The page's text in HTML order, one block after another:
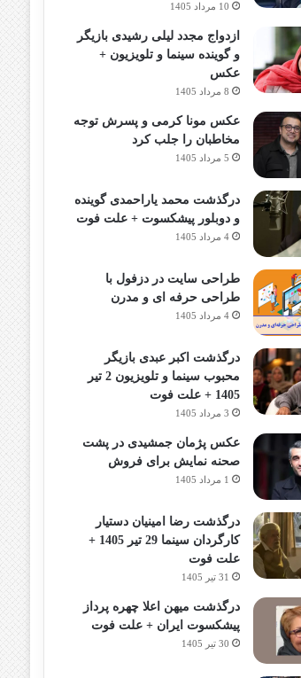
10 مرداد 1405
ازدواج مجدد لیلی رشیدی بازیگر
و گوینده سینما و تلویزیون +
عکس
8 مرداد 1405
عکس مونا کرمی و پسرش توجه
مخاطبان را جلب کرد
5 مرداد 1405
درگذشت محمد یاراحمدی گوینده
و دوبلور پیشکسوت + علت فوت
4 مرداد 1405
طراحی سایت در دزفول با
طراحی حرفه‌ ای و مدرن
4 مرداد 1405
درگذشت اکبر عبدی بازیگر
محبوب سینما و تلویزیون 2 تیر
1405 + علت فوت
3 مرداد 1405
عکس پژمان جمشیدی در پشت
صحنه نمایش برای فروش
1 مرداد 1405
درگذشت رضا امینیان دستیار
کارگردان سینما 29 تیر 1405 +
علت فوت
31 تیر 1405
درگذشت میهن اعلا چهره پرداز
پیشکسوت ایران + علت فوت
30 تیر 1405